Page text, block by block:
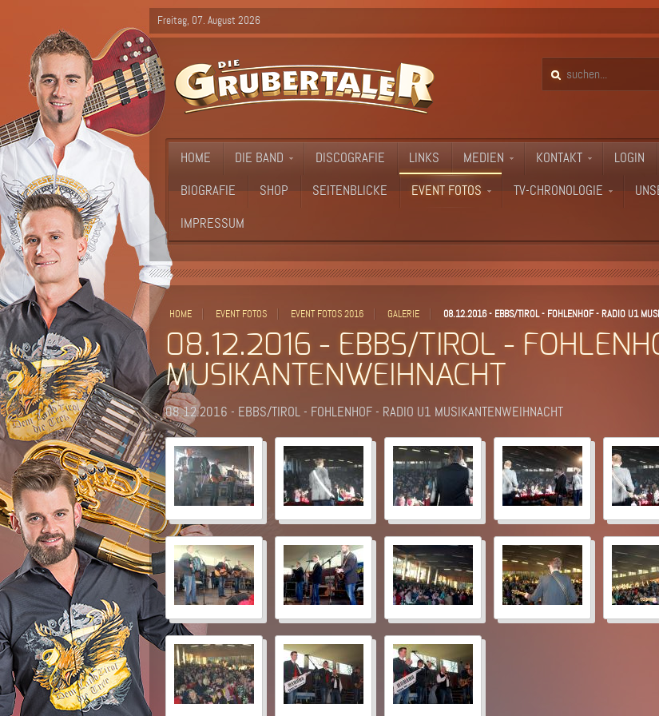
Freitag, 07. August 2026
HOME DIE BAND DISCOGRAFIE LINKS MEDIEN KONTAKT LOGIN
BIOGRAFIE SHOP SEITENBLICKE EVENT FOTOS TV-CHRONOLOGIE
IMPRESSUM
HOME EVENT FOTOS EVENT FOTOS 2016 GALERIE 08.12.2016 - EBBS/TIROL - FOHLENHOF - RADIO U1
08.12.2016 - EBBS/TIROL -
MUSIKANTENWEIHNACHT
08.12.2016 - EBBS/TIROL - FOHLENHOF - RADIO U1 MUSIKANTENWEIHNACHT